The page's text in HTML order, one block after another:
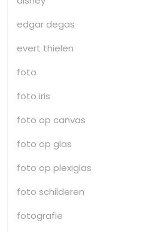
edgar degas
evert thielen
foto
foto iris
foto op canvas
foto op glas
foto op plexiglas
foto schilderen
fotografie